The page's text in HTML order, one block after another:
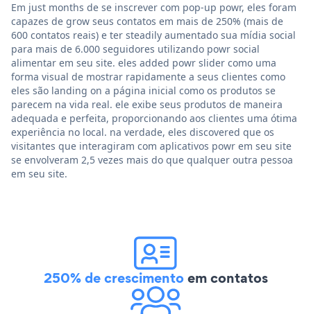
Em just months de se inscrever com pop-up powr, eles foram
capazes de grow seus contatos em mais de 250% (mais de
600 contatos reais) e ter steadily aumentado sua mídia social
para mais de 6.000 seguidores utilizando powr social
alimentar em seu site. eles added powr slider como uma
forma visual de mostrar rapidamente a seus clientes como
eles são landing on a página inicial como os produtos se
parecem na vida real. ele exibe seus produtos de maneira
adequada e perfeita, proporcionando aos clientes uma ótima
experiência no local. na verdade, eles discovered que os
visitantes que interagiram com aplicativos powr em seu site
se envolveram 2,5 vezes mais do que qualquer outra pessoa
em seu site.
250% de crescimentoem contatos